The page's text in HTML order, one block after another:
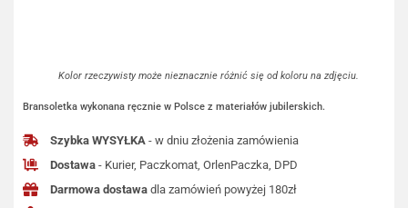
Kolor rzeczywisty może nieznacznie różnić się od koloru na zdjęciu.
Bransoletka wykonana ręcznie w Polsce z materiałów jubilerskich.
Szybka WYSYŁKA - w dniu złożenia zamówienia
Dostawa - Kurier, Paczkomat, OrlenPaczka, DPD
Darmowa dostawa dla zamówień powyżej 180zł